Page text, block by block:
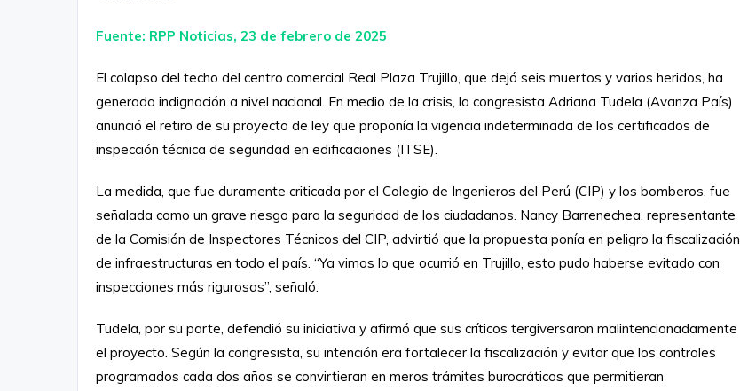
Fuente: RPP Noticias, 23 de febrero de 2025
El colapso del techo del centro comercial Real Plaza Trujillo, que dejó seis muertos y varios heridos, ha
generado indignación a nivel nacional. En medio de la crisis, la congresista Adriana Tudela (Avanza País)
anunció el retiro de su proyecto de ley que proponía la vigencia indeterminada de los certificados de
inspección técnica de seguridad en edificaciones (ITSE).
La medida, que fue duramente criticada por el Colegio de Ingenieros del Perú (CIP) y los bomberos, fue
señalada como un grave riesgo para la seguridad de los ciudadanos. Nancy Barrenechea, representante
de la Comisión de Inspectores Técnicos del CIP, advirtió que la propuesta ponía en peligro la fiscalización
de infraestructuras en todo el país. “Ya vimos lo que ocurrió en Trujillo, esto pudo haberse evitado con
inspecciones más rigurosas”, señaló.
Tudela, por su parte, defendió su iniciativa y afirmó que sus críticos tergiversaron malintencionadamente
el proyecto. Según la congresista, su intención era fortalecer la fiscalización y evitar que los controles
programados cada dos años se convirtieran en meros trámites burocráticos que permitieran